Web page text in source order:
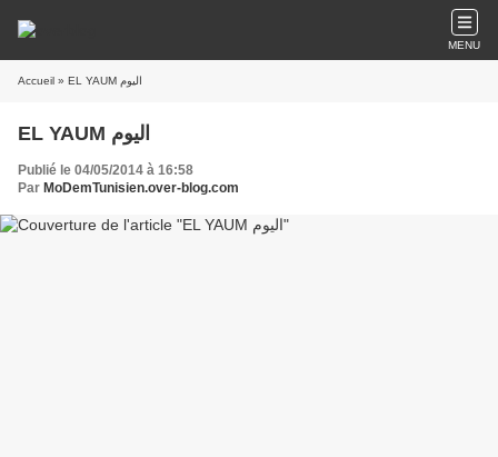
MENU
Accueil » EL YAUM اليوم
EL YAUM اليوم
Publié le 04/05/2014 à 16:58
Par MoDemTunisien.over-blog.com